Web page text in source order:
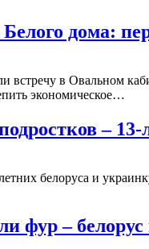
дома:
в Овальном
экономическое…
–
белоруса и
фур –